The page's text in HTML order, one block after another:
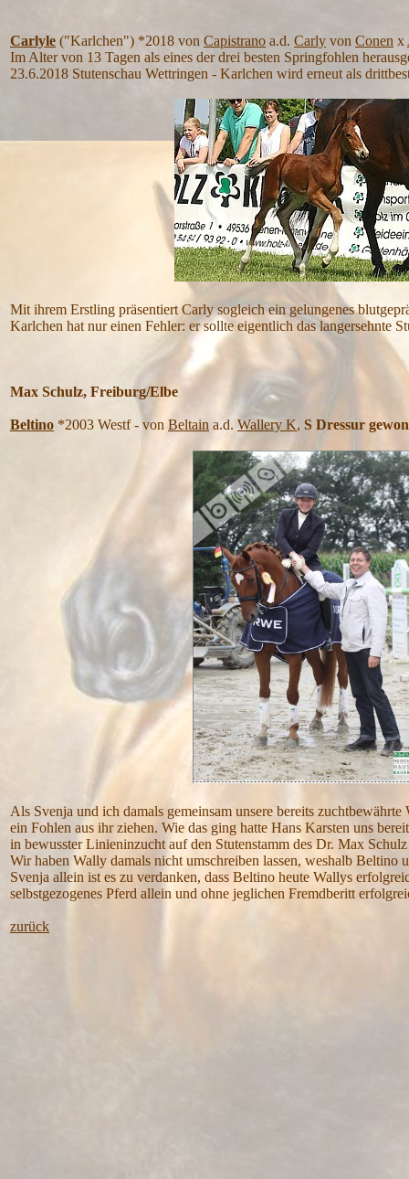
Carlyle ("Karlchen") *2018 von Capistrano a.d. Carly von Conen x
Im Alter von 13 Tagen als eines der drei besten Springfohlen
23.6.2018 Stutenschau Wettringen - Karlchen wird erneut als
Mit ihrem Erstling präsentiert Carly sogleich ein gelungenes
Karlchen hat nur einen Fehler: er sollte eigentlich das langersehnte
Max Schulz, Freiburg/Elbe
Beltino *2003 Westf - von Beltain a.d. Wallery K, S Dressur
Als Svenja und ich damals gemeinsam unsere bereits
ein Fohlen aus ihr ziehen. Wie das ging hatte Hans Karsten uns
in bewusster Linieninzucht auf den Stutenstamm des Dr. Max
Wir haben Wally damals nicht umschreiben lassen, weshalb Beltino
Svenja allein ist es zu verdanken, dass Beltino heute Wallys
selbstgezogenes Pferd allein und ohne jeglichen Fremdberitt
zurück